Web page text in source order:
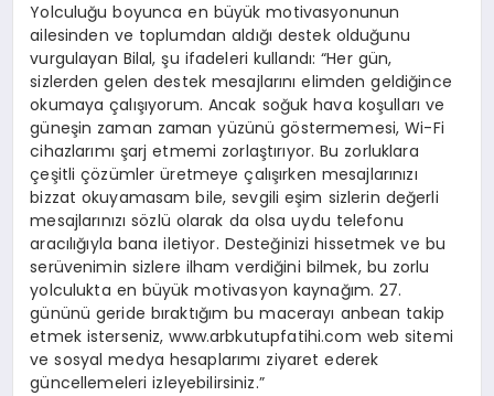
Yolculuğu boyunca en büyük motivasyonunun
ailesinden ve toplumdan aldığı destek olduğunu
vurgulayan Bilal, şu ifadeleri kullandı: “Her gün,
sizlerden gelen destek mesajlarını elimden geldiğince
okumaya çalışıyorum. Ancak soğuk hava koşulları ve
güneşin zaman zaman yüzünü göstermemesi, Wi-Fi
cihazlarımı şarj etmemi zorlaştırıyor. Bu zorluklara
çeşitli çözümler üretmeye çalışırken mesajlarınızı
bizzat okuyamasam bile, sevgili eşim sizlerin değerli
mesajlarınızı sözlü olarak da olsa uydu telefonu
aracılığıyla bana iletiyor. Desteğinizi hissetmek ve bu
serüvenimin sizlere ilham verdiğini bilmek, bu zorlu
yolculukta en büyük motivasyon kaynağım. 27.
gününü geride bıraktığım bu macerayı anbean takip
etmek isterseniz, www.arbkutupfatihi.com web sitemi
ve sosyal medya hesaplarımı ziyaret ederek
güncellemeleri izleyebilirsiniz.”